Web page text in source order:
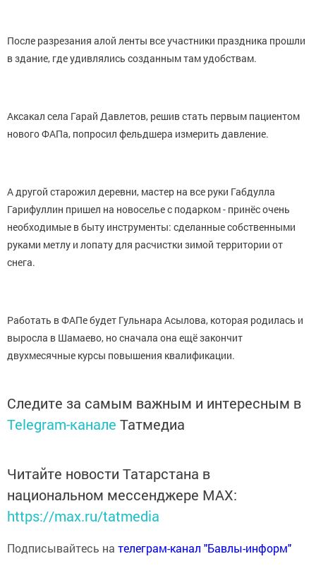
После разрезания алой ленты все участники праздника прошли
в здание, где удивлялись созданным там удобствам.
Аксакал села Гарай Давлетов, решив стать первым пациентом
нового ФАПа, попросил фельдшера измерить давление.
А другой старожил деревни, мастер на все руки Габдулла
Гарифуллин пришел на новоселье с подарком - принёс очень
необходимые в быту инструменты: сделанные собственными
руками метлу и лопату для расчистки зимой территории от
снега.
Работать в ФАПе будет Гульнара Асылова, которая родилась и
выросла в Шамаево, но сначала она ещё закончит
двухмесячные курсы повышения квалификации.
Следите за самым важным и интересным в
Telegram-канале Татмедиа
Читайте новости Татарстана в
национальном мессенджере MАХ:
https://max.ru/tatmedia
Подписывайтесь на телеграм-канал "Бавлы-информ"